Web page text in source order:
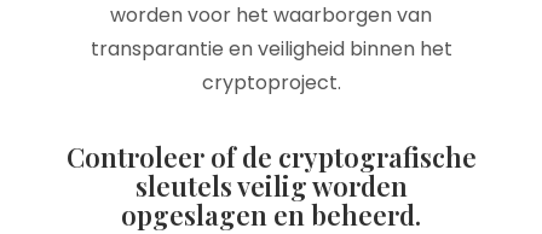
worden voor het waarborgen van
transparantie en veiligheid binnen het
cryptoproject.
Controleer of de cryptografische
sleutels veilig worden
opgeslagen en beheerd.